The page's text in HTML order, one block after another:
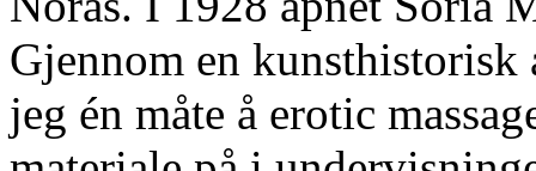
Gjennom en kunsthistorisk
jeg én måte å erotic